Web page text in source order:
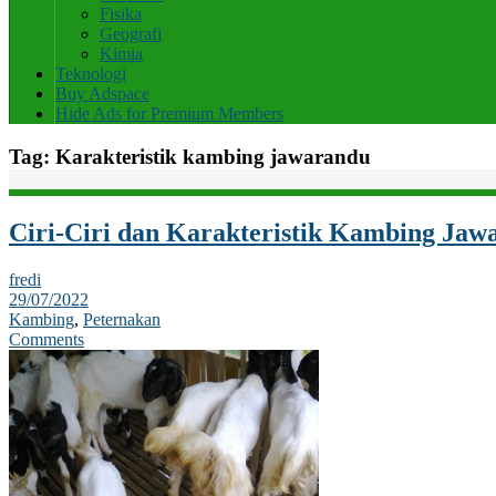
Fisika
Geografi
Kimia
Teknologi
Buy Adspace
Hide Ads for Premium Members
Tag: Karakteristik kambing jawarandu
Ciri-Ciri dan Karakteristik Kambing
fredi
29/07/2022
Kambing, Peternakan
Comments